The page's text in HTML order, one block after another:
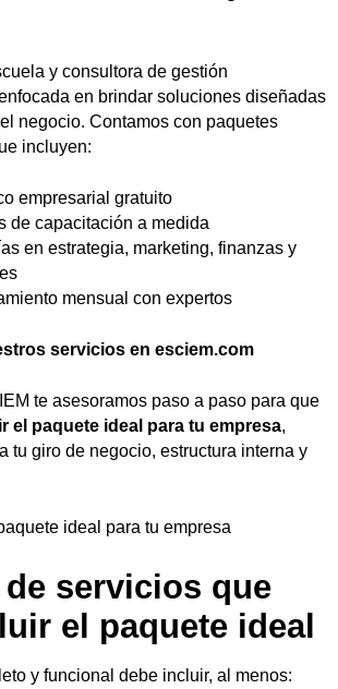
y consultora de gestión
en brindar soluciones diseñadas
negocio. Contamos con paquetes
incluyen:
empresarial gratuito
de capacitación a medida
en estrategia, marketing, finanzas y
mensual con expertos
servicios en esciem.com
te asesoramos paso a paso para que
el paquete ideal para tu empresa,
tu giro de negocio, estructura interna y
servicios que
el paquete ideal
y funcional debe incluir, al menos: